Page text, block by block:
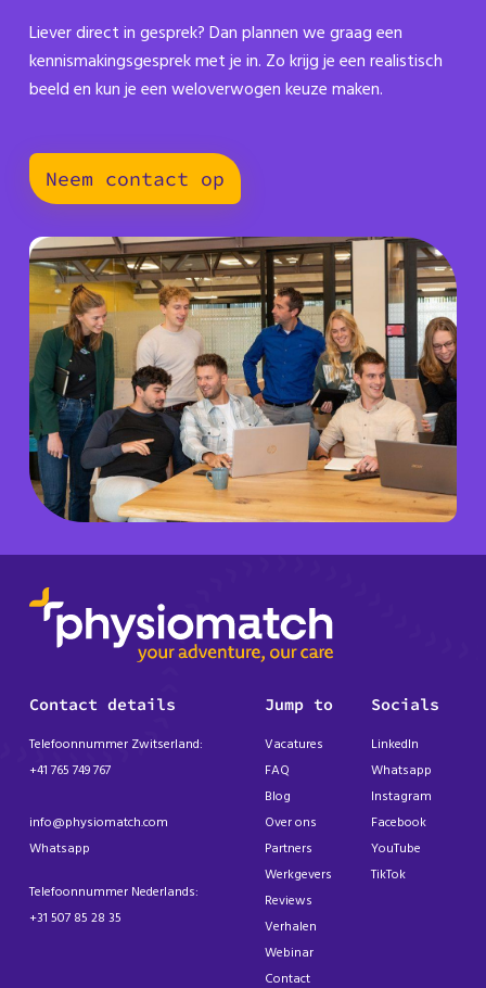
Liever direct in gesprek? Dan plannen we graag een
kennismakingsgesprek met je in. Zo krijg je een realistisch
beeld en kun je een weloverwogen keuze maken.
Neem contact op
Contact details
Telefoonnummer Zwitserland:
+41 765 749 767
info@physiomatch.com
Whatsapp
Telefoonnummer Nederlands:
+31 507 85 28 35
Jump to
Vacatures
FAQ
Blog
Over ons
Partners
Werkgevers
Reviews
Verhalen
Webinar
Contact
Socials
LinkedIn
Whatsapp
Instagram
Facebook
YouTube
TikTok